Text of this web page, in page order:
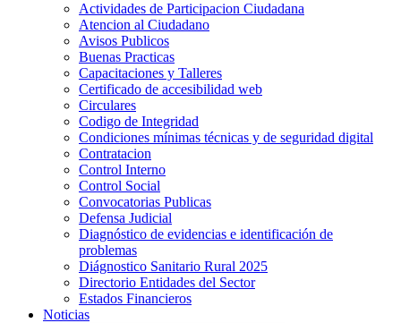
Actividades de Participacion Ciudadana
Atencion al Ciudadano
Avisos Publicos
Buenas Practicas
Capacitaciones y Talleres
Certificado de accesibilidad web
Circulares
Codigo de Integridad
Condiciones mínimas técnicas y de seguridad digital
Contratacion
Control Interno
Control Social
Convocatorias Publicas
Defensa Judicial
Diagnóstico de evidencias e identificación de
problemas
Diágnostico Sanitario Rural 2025
Directorio Entidades del Sector
Estados Financieros
Noticias